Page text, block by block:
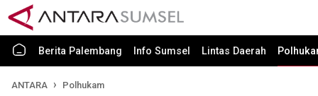
Berita Palembang Info Sumsel Lintas Daerah
ANTARA Polhukam